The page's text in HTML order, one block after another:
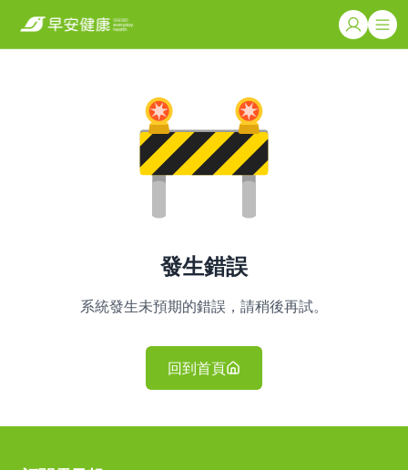
發生錯誤
系統發生未預期的錯誤，請稍後再試。
回到首頁